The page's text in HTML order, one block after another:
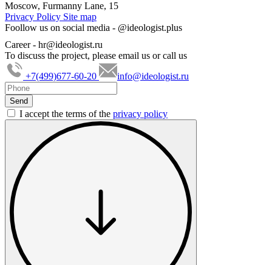
Moscow, Furmanny Lane, 15
Privacy Policy Site map
Foollow us on social media - @ideologist.plus
Career - hr@ideologist.ru
To discuss the project, please email us or call us
+7(499)677-60-20
info@ideologist.ru
I accept the terms of the privacy policy